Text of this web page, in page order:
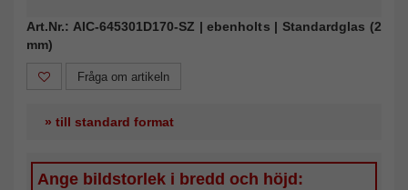
Art.Nr.: AIC-645301D170-SZ | ebenholts | Standardglas (2
mm)
Fråga om artikeln
» till standard format
Ange bildstorlek i bredd och höjd: